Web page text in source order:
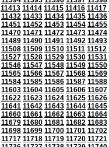
11413 11414 11415 11416 11417
11432 11433 11434 11435 11436
11451 11452 11453 11454 11455
11470 11471 11472 11473 11474
11489 11490 11491 11492 11493
11508 11509 11510 11511 11512
11527 11528 11529 11530 11531
11546 11547 11548 11549 11550
11565 11566 11567 11568 11569
11584 11585 11586 11587 11588
11603 11604 11605 11606 11607
11622 11623 11624 11625 11626
11641 11642 11643 11644 11645
11660 11661 11662 11663 11664
11679 11680 11681 11682 11683
11698 11699 11700 11701 11702
11717 11718 11719 11720 11721